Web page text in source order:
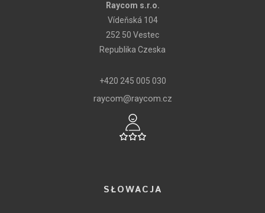
Raycom s.r.o.
Vídeňská 104
252 50 Vestec
Republika Czeska
+420 245 005 030
raycom@raycom.cz
SŁOWACJA